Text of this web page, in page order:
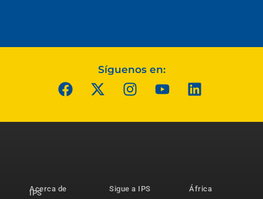
Síguenos en:
Acerca de
IPS
Sigue a IPS
África